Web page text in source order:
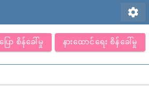
settings
ြော စိန်ခေါ်မှု နားထောင်ရေး စိန်ခေါ်မှု